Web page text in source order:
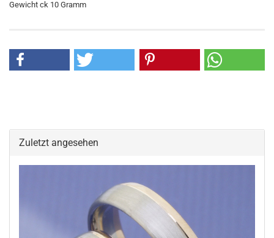
Gewicht ck 10 Gramm
Zuletzt angesehen